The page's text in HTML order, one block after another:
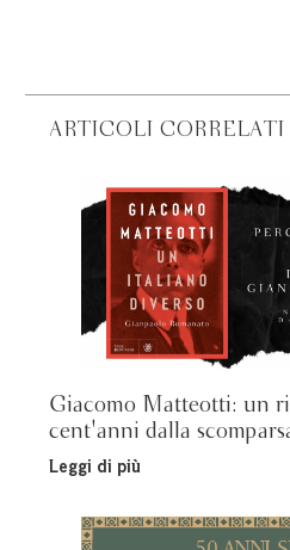
ARTICOLI CORRELATI
Giacomo Matteotti: un
cent'anni dalla
Leggi di più